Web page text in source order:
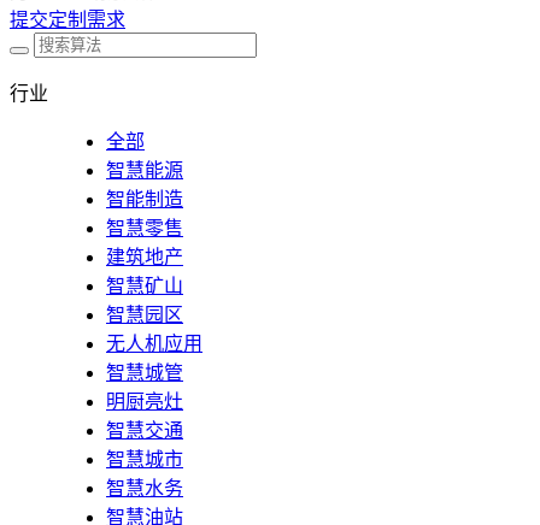
提交定制需求
行业
全部
智慧能源
智能制造
智慧零售
建筑地产
智慧矿山
智慧园区
无人机应用
智慧城管
明厨亮灶
智慧交通
智慧城市
智慧水务
智慧油站